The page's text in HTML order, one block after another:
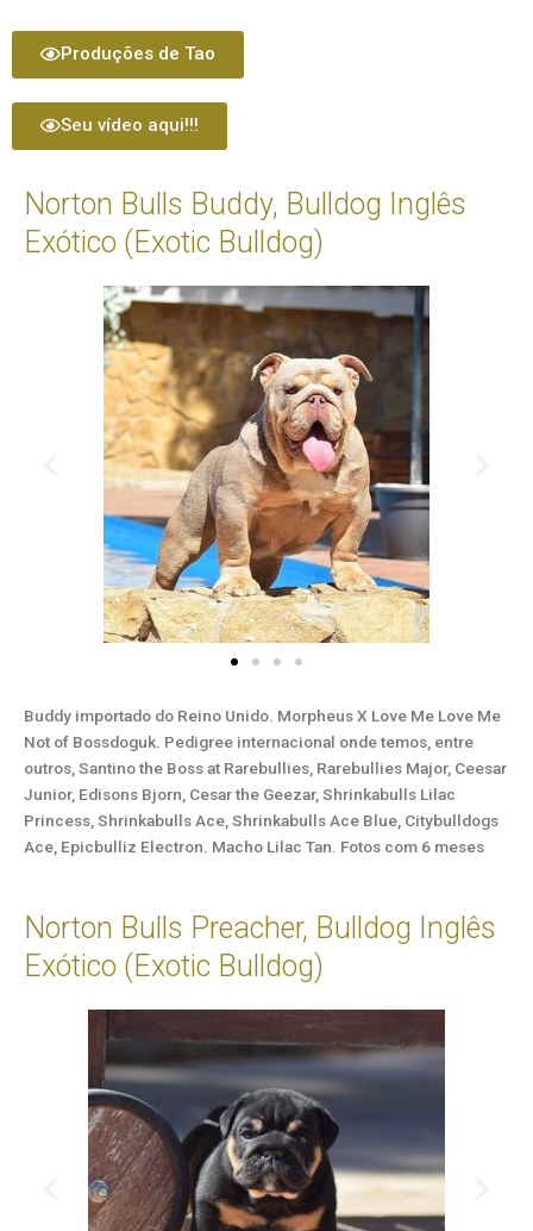
Produções de Tao
Seu vídeo aqui!!!
Norton Bulls Buddy, Bulldog Inglês
Exótico (Exotic Bulldog)
Buddy importado do Reino Unido. Morpheus X Love Me Love Me
Not of Bossdoguk. Pedigree internacional onde temos, entre
outros, Santino the Boss at Rarebullies, Rarebullies Major, Ceesar
Junior, Edisons Bjorn, Cesar the Geezar, Shrinkabulls Lilac
Princess, Shrinkabulls Ace, Shrinkabulls Ace Blue, Citybulldogs
Ace, Epicbulliz Electron. Macho Lilac Tan. Fotos com 6 meses
Norton Bulls Preacher, Bulldog Inglês
Exótico (Exotic Bulldog)